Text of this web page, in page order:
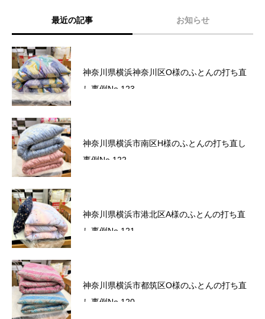
最近の記事 お知らせ
神奈川県横浜神奈川区O様のふとんの打ち直
し事例No.123
神奈川県横浜市南区H様のふとんの打ち直し
事例No.122
神奈川県横浜市港北区A様のふとんの打ち直
し事例No.121
神奈川県横浜市都筑区O様のふとんの打ち直
し事例No.120
六角橋商店街プレミアム商品券完売いたしま
した。
六角橋商店街プレミアム商品券のお知らせ
サマーセール2026～ワクワクドキドキ！夏の
スクラッチ！～
かながわトクトクキャンペーン！『かなト
ク！』